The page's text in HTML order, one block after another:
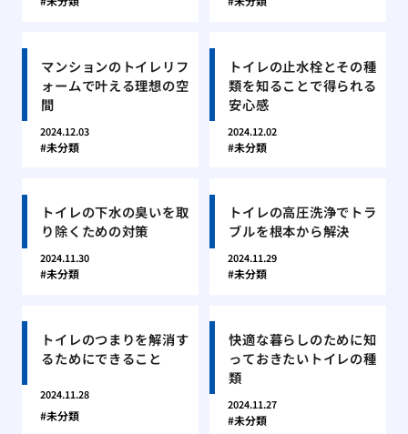
マンションのトイレリフ
ォームで叶える理想の空
間
2024.12.03
未分類
トイレの止水栓とその種
類を知ることで得られる
安心感
2024.12.02
未分類
トイレの下水の臭いを取
り除くための対策
2024.11.30
未分類
トイレの高圧洗浄でトラ
ブルを根本から解決
2024.11.29
未分類
トイレのつまりを解消す
るためにできること
2024.11.28
未分類
快適な暮らしのために知
っておきたいトイレの種
類
2024.11.27
未分類